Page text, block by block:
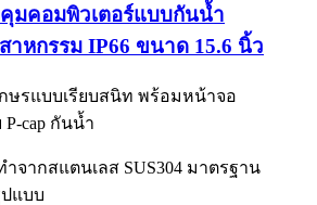
มคอมพิวเตอร์แบบกันน้ำ
าหกรรม IP66 ขนาด 15.6 นิ้ว
ษรแบบเรียบสนิท พร้อมหน้าจอ
cap กันน้ำ
ำจากสแตนเลส SUS304 มาตรฐาน
ปแบบ